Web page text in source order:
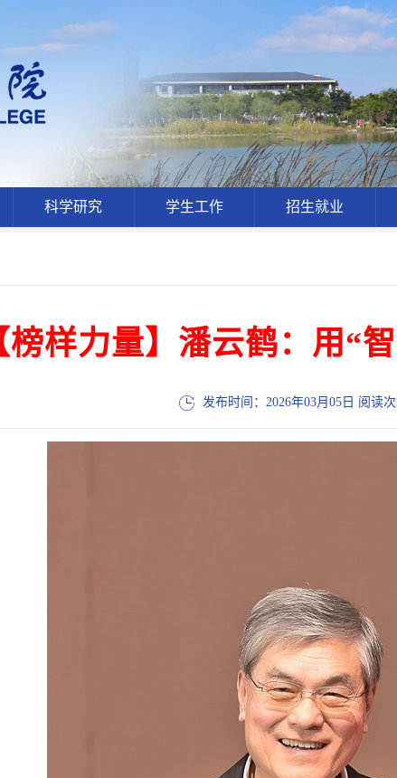
科学研究 学生工作 招生就业
榜样力量】潘云鹤：用“
发布时间：2026年03月05日 阅读